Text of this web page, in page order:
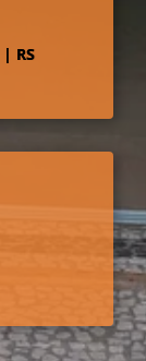
| RS